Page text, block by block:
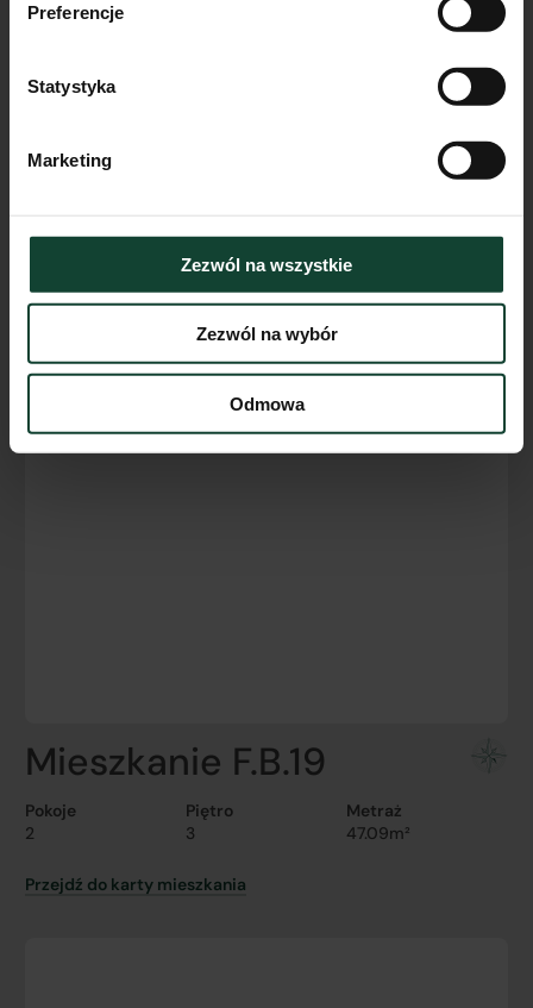
Preferencje
Statystyka
Marketing
Zezwól na wszystkie
Zezwól na wybór
Odmowa
Mieszkanie F.A.4
Pokoje
Przejdź do karty mieszkania
Mieszkanie F.B.19
Pokoje
2
Piętro
3
Metraż
47.09m²
Przejdź do karty mieszkania